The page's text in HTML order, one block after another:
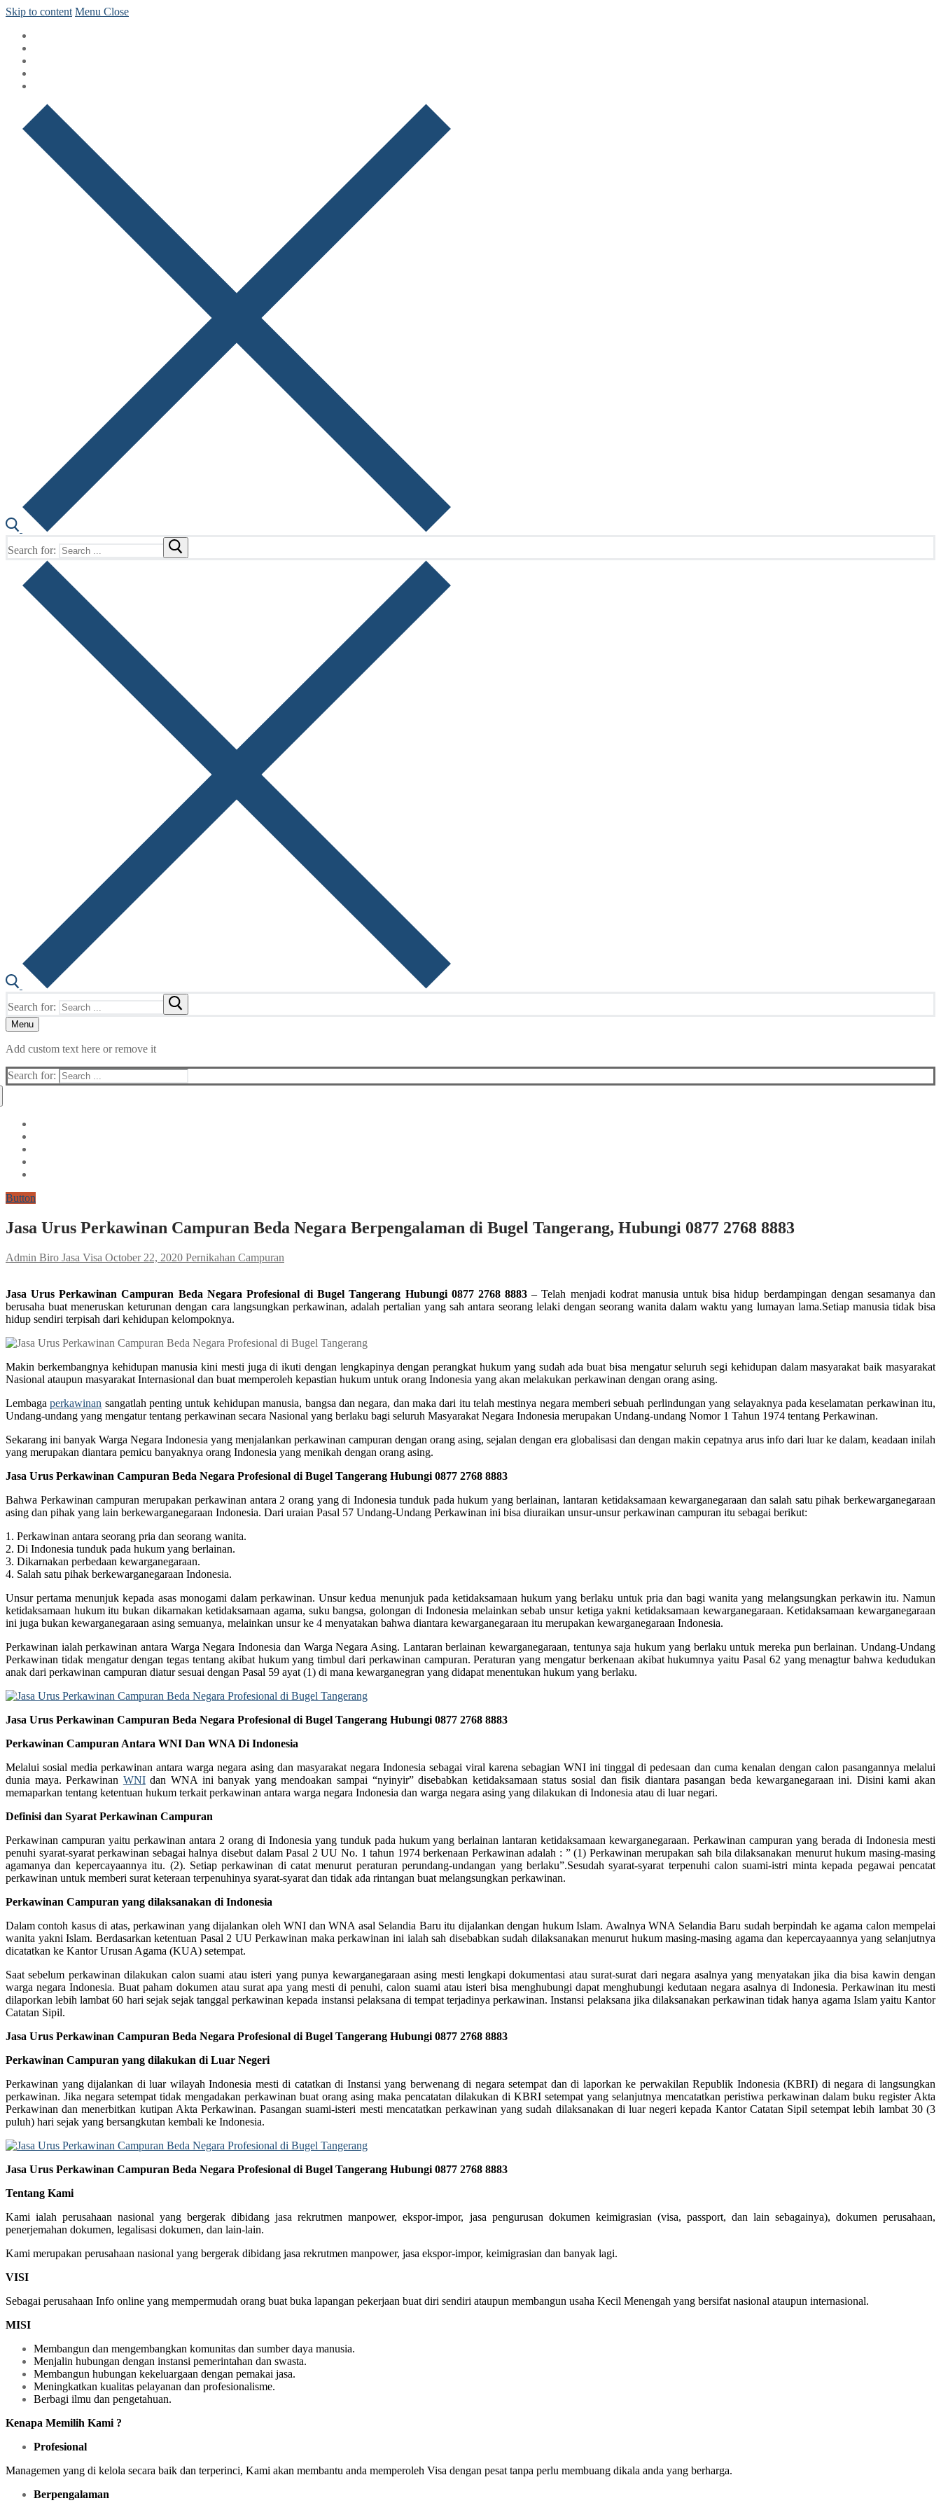
Skip to content Menu Close
Search for:
Search for:
Menu
Add custom text here or remove it
Search for:
Button
Jasa Urus Perkawinan Campuran Beda Negara Berpengalaman di Bugel Tangerang, Hubungi 0877 2768 8883
Admin Biro Jasa Visa October 22, 2020 Pernikahan Campuran
Jasa Urus Perkawinan Campuran Beda Negara Profesional di Bugel Tangerang Hubungi 0877 2768 8883 – Telah menjadi kodrat manusia untuk bisa hidup berdampingan dengan sesamanya dan
berusaha buat meneruskan keturunan dengan cara langsungkan perkawinan, adalah pertalian yang sah antara seorang lelaki dengan seorang wanita dalam waktu yang lumayan lama.Setiap manusia tidak bisa
hidup sendiri terpisah dari kehidupan kelompoknya.
Makin berkembangnya kehidupan manusia kini mesti juga di ikuti dengan lengkapinya dengan perangkat hukum yang sudah ada buat bisa mengatur seluruh segi kehidupan dalam masyarakat baik masyarakat
Nasional ataupun masyarakat Internasional dan buat memperoleh kepastian hukum untuk orang Indonesia yang akan melakukan perkawinan dengan orang asing.
Lembagaperkawinan sangatlah penting untuk kehidupan manusia, bangsa dan negara, dan maka dari itu telah mestinya negara memberi sebuah perlindungan yang selayaknya pada keselamatan perkawinan itu,
Undang-undang yang mengatur tentang perkawinan secara Nasional yang berlaku bagi seluruh Masyarakat Negara Indonesia merupakan Undang-undang Nomor 1 Tahun 1974 tentang Perkawinan.
Sekarang ini banyak Warga Negara Indonesia yang menjalankan perkawinan campuran dengan orang asing, sejalan dengan era globalisasi dan dengan makin cepatnya arus info dari luar ke dalam, keadaan inilah
yang merupakan diantara pemicu banyaknya orang Indonesia yang menikah dengan orang asing.
Jasa Urus Perkawinan Campuran Beda Negara Profesional di Bugel Tangerang Hubungi 0877 2768 8883
Bahwa Perkawinan campuran merupakan perkawinan antara 2 orang yang di Indonesia tunduk pada hukum yang berlainan, lantaran ketidaksamaan kewarganegaraan dan salah satu pihak berkewarganegaraan
asing dan pihak yang lain berkewarganegaraan Indonesia. Dari uraian Pasal 57 Undang-Undang Perkawinan ini bisa diuraikan unsur-unsur perkawinan campuran itu sebagai berikut:
1. Perkawinan antara seorang pria dan seorang wanita.
2. Di Indonesia tunduk pada hukum yang berlainan.
3. Dikarnakan perbedaan kewarganegaraan.
4. Salah satu pihak berkewarganegaraan Indonesia.
Unsur pertama menunjuk kepada asas monogami dalam perkawinan. Unsur kedua menunjuk pada ketidaksamaan hukum yang berlaku untuk pria dan bagi wanita yang melangsungkan perkawin itu. Namun
ketidaksamaan hukum itu bukan dikarnakan ketidaksamaan agama, suku bangsa, golongan di Indonesia melainkan sebab unsur ketiga yakni ketidaksamaan kewarganegaraan. Ketidaksamaan kewarganegaraan
ini juga bukan kewarganegaraan asing semuanya, melainkan unsur ke 4 menyatakan bahwa diantara kewarganegaraan itu merupakan kewarganegaraan Indonesia.
Perkawinan ialah perkawinan antara Warga Negara Indonesia dan Warga Negara Asing. Lantaran berlainan kewarganegaraan, tentunya saja hukum yang berlaku untuk mereka pun berlainan. Undang-Undang
Perkawinan tidak mengatur dengan tegas tentang akibat hukum yang timbul dari perkawinan campuran. Peraturan yang mengatur berkenaan akibat hukumnya yaitu Pasal 62 yang menagtur bahwa kedudukan
anak dari perkawinan campuran diatur sesuai dengan Pasal 59 ayat (1) di mana kewarganegran yang didapat menentukan hukum yang berlaku.
Jasa Urus Perkawinan Campuran Beda Negara Profesional di Bugel Tangerang Hubungi 0877 2768 8883
Perkawinan Campuran Antara WNI Dan WNA Di Indonesia
Melalui sosial media perkawinan antara warga negara asing dan masyarakat negara Indonesia sebagai viral karena sebagian WNI ini tinggal di pedesaan dan cuma kenalan dengan calon pasangannya melalui
dunia maya. Perkawinan WNIdan WNA ini banyak yang mendoakan sampai “nyinyir” disebabkan ketidaksamaan status sosial dan fisik diantara pasangan beda kewarganegaraan ini. Disini kami akan
memaparkan tentang ketentuan hukum terkait perkawinan antara warga negara Indonesia dan warga negara asing yang dilakukan di Indonesia atau di luar negari.
Definisi dan Syarat Perkawinan Campuran
Perkawinan campuran yaitu perkawinan antara 2 orang di Indonesia yang tunduk pada hukum yang berlainan lantaran ketidaksamaan kewarganegaraan. Perkawinan campuran yang berada di Indonesia mesti
penuhi syarat-syarat perkawinan sebagai halnya disebut dalam Pasal 2 UU No. 1 tahun 1974 berkenaan Perkawinan adalah : ” (1) Perkawinan merupakan sah bila dilaksanakan menurut hukum masing-masing
agamanya dan kepercayaannya itu. (2). Setiap perkawinan di catat menurut peraturan perundang-undangan yang berlaku”.Sesudah syarat-syarat terpenuhi calon suami-istri minta kepada pegawai pencatat
perkawinan untuk memberi surat keteraan terpenuhinya syarat-syarat dan tidak ada rintangan buat melangsungkan perkawinan.
Perkawinan Campuran yang dilaksanakan di Indonesia
Dalam contoh kasus di atas, perkawinan yang dijalankan oleh WNI dan WNA asal Selandia Baru itu dijalankan dengan hukum Islam. Awalnya WNA Selandia Baru sudah berpindah ke agama calon mempelai
wanita yakni Islam. Berdasarkan ketentuan Pasal 2 UU Perkawinan maka perkawinan ini ialah sah disebabkan sudah dilaksanakan menurut hukum masing-masing agama dan kepercayaannya yang selanjutnya
dicatatkan ke Kantor Urusan Agama (KUA) setempat.
Saat sebelum perkawinan dilakukan calon suami atau isteri yang punya kewarganegaraan asing mesti lengkapi dokumentasi atau surat-surat dari negara asalnya yang menyatakan jika dia bisa kawin dengan
warga negara Indonesia. Buat paham dokumen atau surat apa yang mesti di penuhi, calon suami atau isteri bisa menghubungi dapat menghubungi kedutaan negara asalnya di Indonesia. Perkawinan itu mesti
dilaporkan lebih lambat 60 hari sejak sejak tanggal perkawinan kepada instansi pelaksana di tempat terjadinya perkawinan. Instansi pelaksana jika dilaksanakan perkawinan tidak hanya agama Islam yaitu Kantor
Catatan Sipil.
Jasa Urus Perkawinan Campuran Beda Negara Profesional di Bugel Tangerang Hubungi 0877 2768 8883
Perkawinan Campuran yang dilakukan di Luar Negeri
Perkawinan yang dijalankan di luar wilayah Indonesia mesti di catatkan di Instansi yang berwenang di negara setempat dan di laporkan ke perwakilan Republik Indonesia (KBRI) di negara di langsungkan
perkawinan. Jika negara setempat tidak mengadakan perkawinan buat orang asing maka pencatatan dilakukan di KBRI setempat yang selanjutnya mencatatkan peristiwa perkawinan dalam buku register Akta
Perkawinan dan menerbitkan kutipan Akta Perkawinan. Pasangan suami-isteri mesti mencatatkan perkawinan yang sudah dilaksanakan di luar negeri kepada Kantor Catatan Sipil setempat lebih lambat 30 (3
puluh) hari sejak yang bersangkutan kembali ke Indonesia.
Jasa Urus Perkawinan Campuran Beda Negara Profesional di Bugel Tangerang Hubungi 0877 2768 8883
Tentang Kami
Kami ialah perusahaan nasional yang bergerak dibidang jasa rekrutmen manpower, ekspor-impor, jasa pengurusan dokumen keimigrasian (visa, passport, dan lain sebagainya), dokumen perusahaan,
penerjemahan dokumen, legalisasi dokumen, dan lain-lain.
Kami merupakan perusahaan nasional yang bergerak dibidang jasa rekrutmen manpower, jasa ekspor-impor, keimigrasian dan banyak lagi.
VISI
Sebagai perusahaan Info online yang mempermudah orang buat buka lapangan pekerjaan buat diri sendiri ataupun membangun usaha Kecil Menengah yang bersifat nasional ataupun internasional.
MISI
Membangun dan mengembangkan komunitas dan sumber daya manusia.
Menjalin hubungan dengan instansi pemerintahan dan swasta.
Membangun hubungan kekeluargaan dengan pemakai jasa.
Meningkatkan kualitas pelayanan dan profesionalisme.
Berbagi ilmu dan pengetahuan.
Kenapa Memilih Kami ?
Profesional
Managemen yang di kelola secara baik dan terperinci, Kami akan membantu anda memperoleh Visa dengan pesat tanpa perlu membuang dikala anda yang berharga.
Berpengalaman